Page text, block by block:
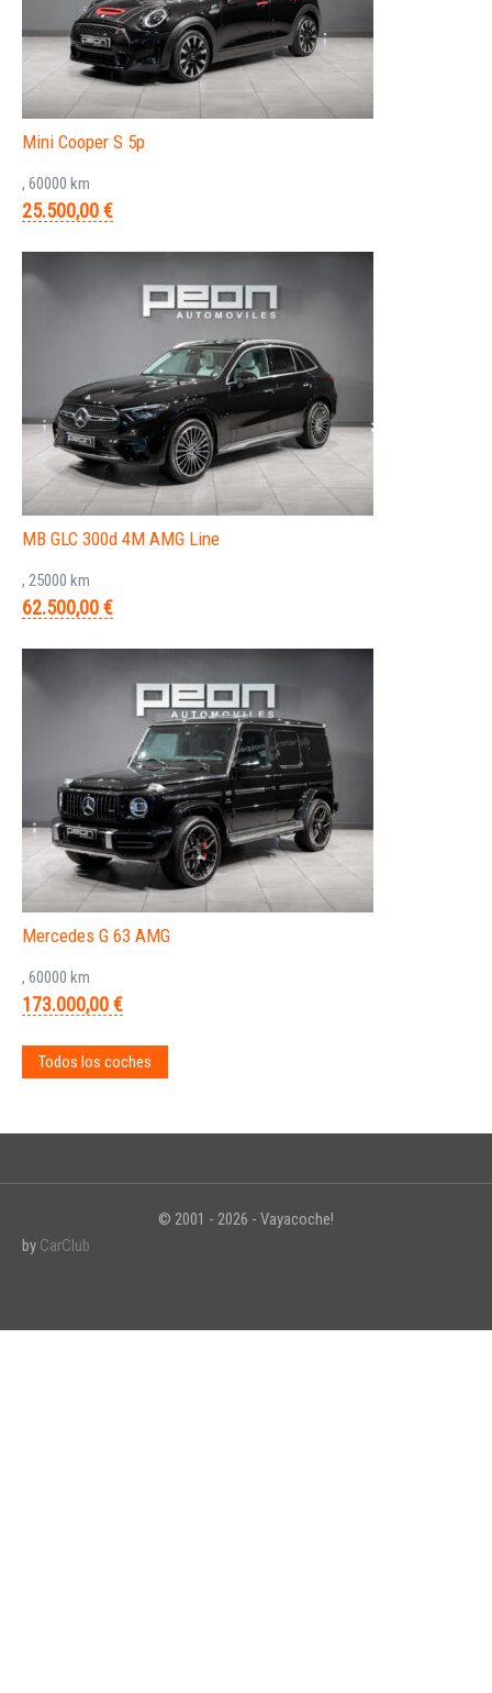
Mini Cooper S 5p
, 60000 km
25.500,00 €
MB GLC 300d 4M AMG Line
, 25000 km
62.500,00 €
Mercedes G 63 AMG
, 60000 km
173.000,00 €
Todos los coches
© 2001 - 2026 - Vayacoche!
by CarClub